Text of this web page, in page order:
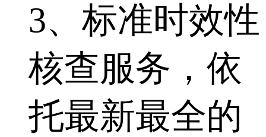
3、标准时效性
核查服务，依
托最新最全的